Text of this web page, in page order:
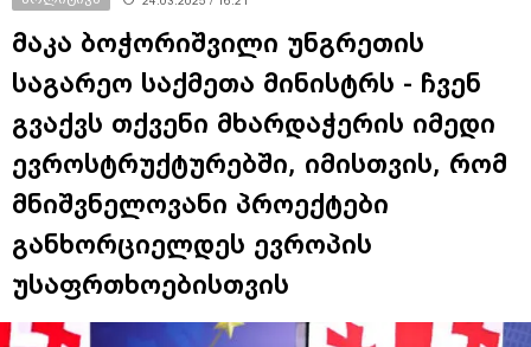
მაკა ბოჭორიშვილი უნგრეთის
საგარეო საქმეთა მინისტრს - ჩვენ
გვაქვს თქვენი მხარდაჭერის იმედი
ევროსტრუქტურებში, იმისთვის, რომ
მნიშვნელოვანი პროექტები
განხორციელდეს ევროპის
უსაფრთხოებისთვის